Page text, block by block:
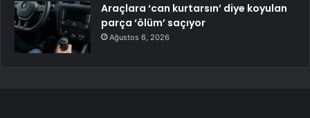
Araçlara ‘can kurtarsın’ diye koyulan
parça ‘ölüm’ saçıyor
Ağustos 6, 2026